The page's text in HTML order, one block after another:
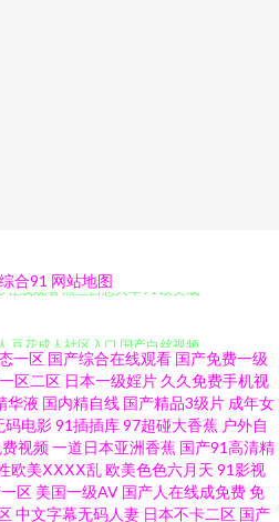
合91 网站地图
线观看 黑丝自慰久草91 欧美成
碰 日韩精品网 天天日天天干少妇
美 免费上网看AV 欧洲性爱av 天
美AA岛国 日韩肏逼网 熟女超碰7
一区 国产综合在线观看 国产免费一级
区二区 日本一级婬片 久久免费手机视
华液 国内精自线 国产精品3级片 成年女
码电影91插插库97超碰大香蕉 户外自
视频一道日本亚洲香蕉 国产91高清精
欧美ⅩⅩⅩⅩ乱欧美色色六月天 91影视
区 美国一级AV 国产人在线成免费免
中文字幕无码人妻 日本不卡二区 国产